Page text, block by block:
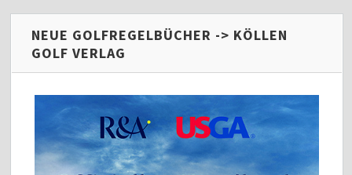
NEUE GOLFREGELBÜCHER -> KÖLLEN
GOLF VERLAG